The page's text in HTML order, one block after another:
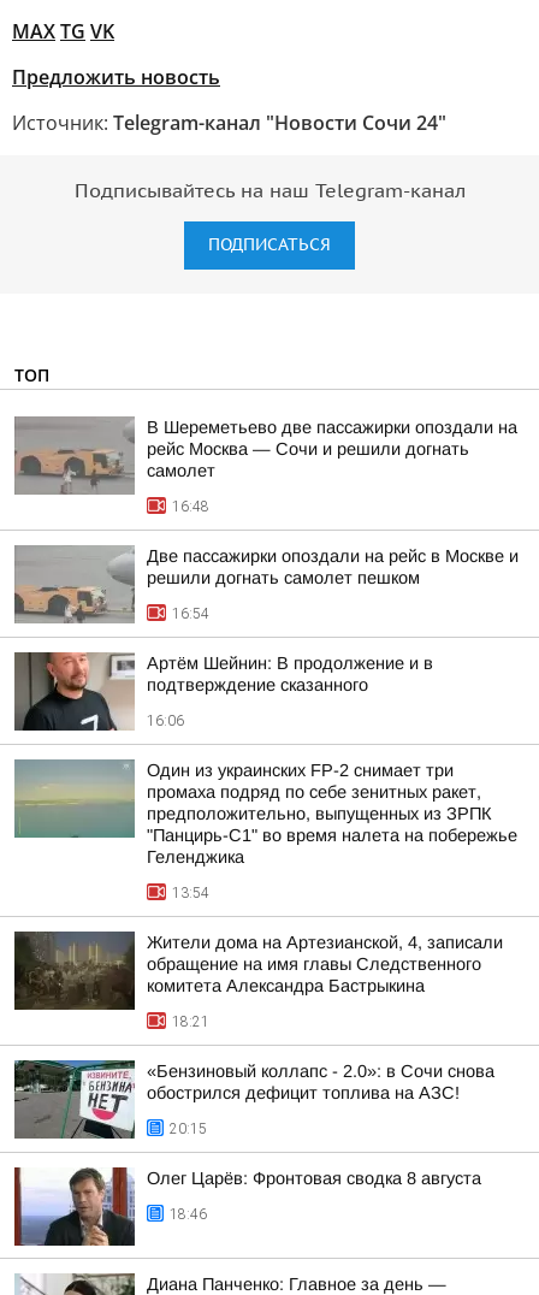
MAXTG VK
Предложить новость
Источник: Telegram-канал "Новости Сочи 24"
Подписывайтесь на наш Telegram-канал
ПОДПИСАТЬСЯ
ТОП
В Шереметьево две пассажирки опоздали на
рейс Москва — Сочи и решили догнать
самолет
16:48
Две пассажирки опоздали на рейс в Москве и
решили догнать самолет пешком
16:54
Артём Шейнин: В продолжение и в
подтверждение сказанного
16:06
Один из украинских FP-2 снимает три
промаха подряд по себе зенитных ракет,
предположительно, выпущенных из ЗРПК
"Панцирь-С1" во время налета на побережье
Геленджика
13:54
Жители дома на Артезианской, 4, записали
обращение на имя главы Следственного
комитета Александра Бастрыкина
18:21
«Бензиновый коллапс - 2.0»: в Сочи снова
обострился дефицит топлива на АЗС!
20:15
Олег Царёв: Фронтовая сводка 8 августа
18:46
Диана Панченко: Главное за день —